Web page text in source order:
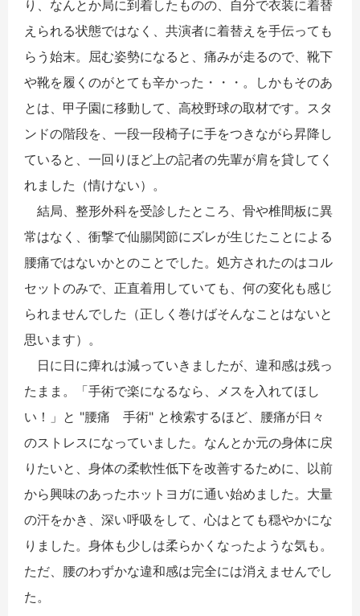
り、なんとか局に到着したものの、自分で衣装に着替
えられる状態ではなく、共演者に着替えを手伝っても
らう始末。屈む姿勢になると、痛みが走るので、靴下
や靴を履くのがとても辛かった・・・。しかもそのあ
とは、甲子園に移動して、高校野球の取材です。スタ
ンドの階段を、一段一段椅子に手をつきながら昇降し
ていると、一回りほど上の記者の先輩が肩を貸してく
れました（情けない）。
結局、整形外科を受診したところ、骨や椎間板に異
常はなく、衝撃で仙腸関節にズレが生じたことによる
腰痛ではないかとのことでした。処方されたのはコル
セットのみで、正直着用していても、何の変化も感じ
られませんでした（正しく巻けばそんなことはないと
思います）。
日に日に痺れは減っていきましたが、違和感は残っ
たまま。「手術で楽になるなら、メスを入れてほし
い！」と "腰痛 手術" と検索するほど、腰痛が日々
のストレスになっていました。なんとか元の身体に戻
りたいと、身体の柔軟性低下を改善するために、以前
から興味のあったホットヨガに通い始めました。大量
の汗をかき、深い呼吸をして、心はとても穏やかにな
りました。身体も少しは柔らかくなったような気も。
ただ、腰のわずかな違和感は完全には消えませんでし
た。